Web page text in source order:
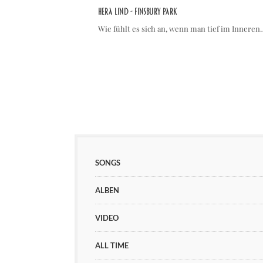
Hera Lind - Finsbury Park
Wie fühlt es sich an, wenn man tief im
SONGS
ALBEN
VIDEO
ALL TIME